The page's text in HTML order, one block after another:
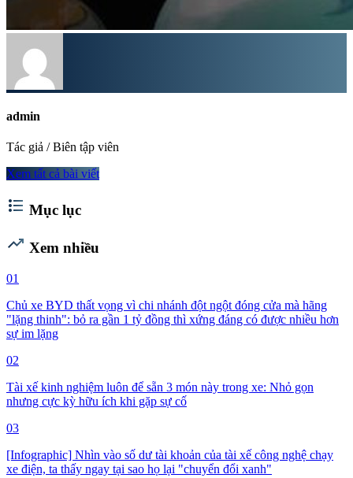
admin
Tác giả / Biên tập viên
Xem tất cả bài viết
format_list_bulleted Mục lục
trending_up Xem nhiều
01
Chủ xe BYD thất vọng vì chi nhánh đột ngột đóng cửa mà hãng
"lặng thinh": bỏ ra gần 1 tỷ đồng thì xứng đáng có được nhiều hơn
sự im lặng
02
Tài xế kinh nghiệm luôn để sẵn 3 món này trong xe: Nhỏ gọn
nhưng cực kỳ hữu ích khi gặp sự cố
03
[Infographic] Nhìn vào số dư tài khoản của tài xế công nghệ chạy
xe điện, ta thấy ngay tại sao họ lại "chuyển đổi xanh"